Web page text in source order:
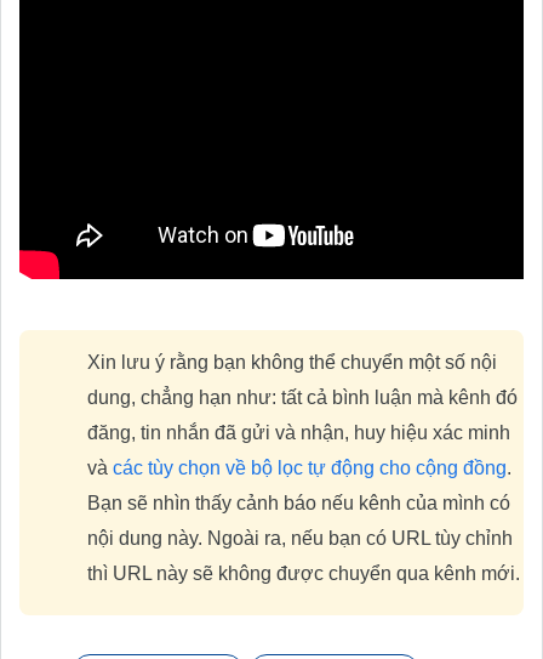
Xin lưu ý rằng bạn không thể chuyển một số nội
dung, chẳng hạn như: tất cả bình luận mà kênh đó
đăng, tin nhắn đã gửi và nhận, huy hiệu xác minh
và các tùy chọn về bộ lọc tự động cho cộng đồng.
Bạn sẽ nhìn thấy cảnh báo nếu kênh của mình có
nội dung này. Ngoài ra, nếu bạn có URL tùy chỉnh
thì URL này sẽ không được chuyển qua kênh mới.